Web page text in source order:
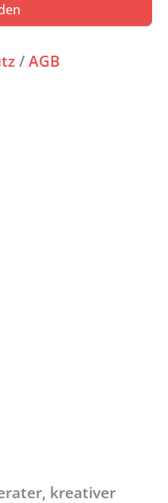
/ AGB
kreativer